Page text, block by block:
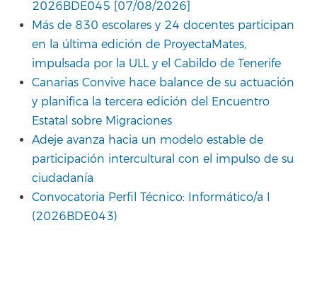
2026BDE045 [07/08/2026]
Más de 830 escolares y 24 docentes participan
en la última edición de ProyectaMates,
impulsada por la ULL y el Cabildo de Tenerife
Canarias Convive hace balance de su actuación
y planifica la tercera edición del Encuentro
Estatal sobre Migraciones
Adeje avanza hacia un modelo estable de
participación intercultural con el impulso de su
ciudadanía
Convocatoria Perfil Técnico: Informático/a I
(2026BDE043)